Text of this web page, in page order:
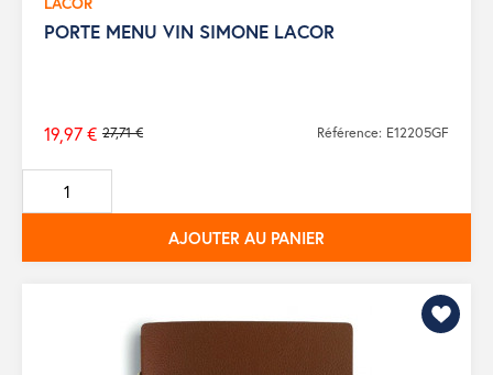
PORTE MENU VIN SIMONE LACOR
Prix
de
base
27,71 €
19,97 € Référence: E12205GF
AJOUTER AU PANIER